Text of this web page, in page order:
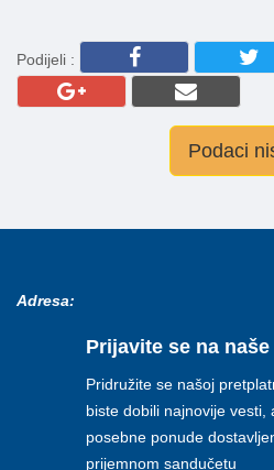
Podijeli :
Podaci
Adresa:
Prijavite se na
Pridružite se našoj
biste dobili najnovije vesti,
posebne ponude
prijemnom sandučetu